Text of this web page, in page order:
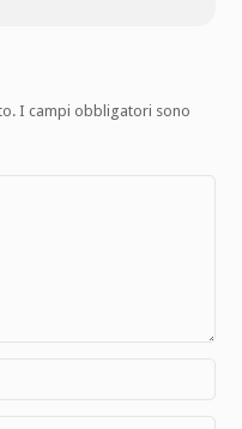
I campi obbligatori sono